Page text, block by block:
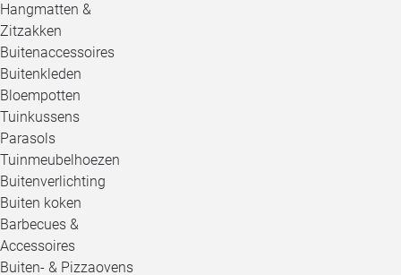
Hangmatten &
Zitzakken
Buitenaccessoires
Buitenkleden
Bloempotten
Tuinkussens
Parasols
Tuinmeubelhoezen
Buitenverlichting
Buiten koken
Barbecues &
Accessoires
Buiten- & Pizzaovens